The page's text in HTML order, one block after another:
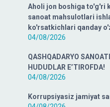
Aholi jon boshiga to'g'ri
sanoat mahsulotlari
ko'rsatkichlari qanday
04/08/2026
QASHQADARYO
HUDUDLAR E’TIROFDA!
04/08/2026
Korrupsiyasiz jamiyat